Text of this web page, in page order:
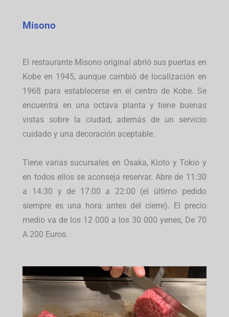
Misono
El restaurante Misono original abrió sus puertas en
Kobe en 1945, aunque cambió de localización en
1968 para establecerse en el centro de Kobe. Se
encuentra en una octava planta y tiene buenas
vistas sobre la ciudad, además de un servicio
cuidado y una decoración aceptable.
Tiene varias sucursales en Osaka, Kioto y Tokio y
en todos ellos se aconseja reservar. Abre de 11:30
a 14:30 y de 17:00 a 22:00 (el último pedido
siempre es una hora antes del cierre). El precio
medio va de los 12 000 a los 30 000 yenes, De 70
A 200 Euros.